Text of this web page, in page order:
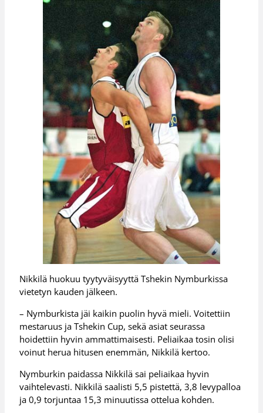
Nikkilä huokuu tyytyväisyyttä Tshekin Nymburkissa
vietetyn kauden jälkeen.
– Nymburkista jäi kaikin puolin hyvä mieli. Voitettiin
mestaruus ja Tshekin Cup, sekä asiat seurassa
hoidettiin hyvin ammattimaisesti. Peliaikaa tosin olisi
voinut herua hitusen enemmän, Nikkilä kertoo.
Nymburkin paidassa Nikkilä sai peliaikaa hyvin
vaihtelevasti. Nikkilä saalisti 5,5 pistettä, 3,8 levypalloa
ja 0,9 torjuntaa 15,3 minuutissa ottelua kohden.